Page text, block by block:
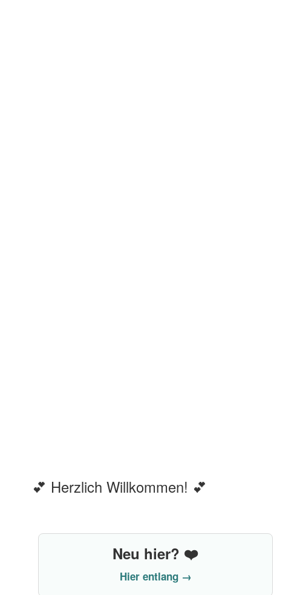
💕 Herzlich Willkommen! 💕
Neu hier? ❤️
Hier entlang →